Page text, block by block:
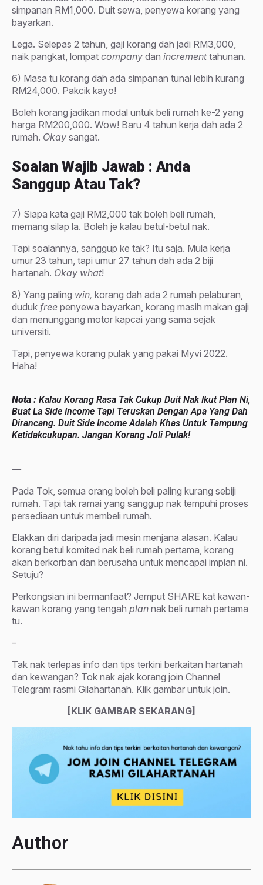
simpanan RM1,000. Duit sewa, penyewa korang yang
bayarkan.
Lega. Selepas 2 tahun, gaji korang dah jadi RM3,000,
naik pangkat, lompat company dan incrementtahunan.
6) Masa tu korang dah ada simpanan tunai lebih kurang
RM24,000. Pakcik kayo!
Boleh korang jadikan modal untuk beli rumah ke-2 yang
harga RM200,000. Wow! Baru 4 tahun kerja dah ada 2
rumah. Okay sangat.
Soalan Wajib Jawab : Anda
Sanggup Atau Tak?
7) Siapa kata gaji RM2,000 tak boleh beli rumah,
memang silap la. Boleh je kalau betul-betul nak.
Tapi soalannya, sanggup ke tak? Itu saja. Mula kerja
umur 23 tahun, tapi umur 27 tahun dah ada 2 biji
hartanah. Okay what!
8) Yang paling win, korang dah ada 2 rumah pelaburan,
duduk free penyewa bayarkan, korang masih makan gaji
dan menunggang motor kapcai yang sama sejak
universiti.
Tapi, penyewa korang pulak yang pakai Myvi 2022.
Haha!
Nota : Kalau Korang Rasa Tak Cukup Duit Nak Ikut Plan Ni,
Buat La Side Income Tapi Teruskan Dengan Apa Yang Dah
Dirancang. Duit Side Income Adalah Khas Untuk Tampung
Ketidakcukupan. Jangan Korang Joli Pulak!
—
Pada Tok, semua orang boleh beli paling kurang sebiji
rumah. Tapi tak ramai yang sanggup nak tempuhi proses
persediaan untuk membeli rumah.
Elakkan diri daripada jadi mesin menjana alasan. Kalau
korang betul komited nak beli rumah pertama, korang
akan berkorban dan berusaha untuk mencapai impian ni.
Setuju?
Perkongsian ini bermanfaat? Jemput SHARE kat kawan-
kawan korang yang tengah plan nak beli rumah pertama
tu.
–
Tak nak terlepas info dan tips terkini berkaitan hartanah
dan kewangan? Tok nak ajak korang join Channel
Telegram rasmi Gilahartanah. Klik gambar untuk join.
[KLIK GAMBAR SEKARANG]
Author